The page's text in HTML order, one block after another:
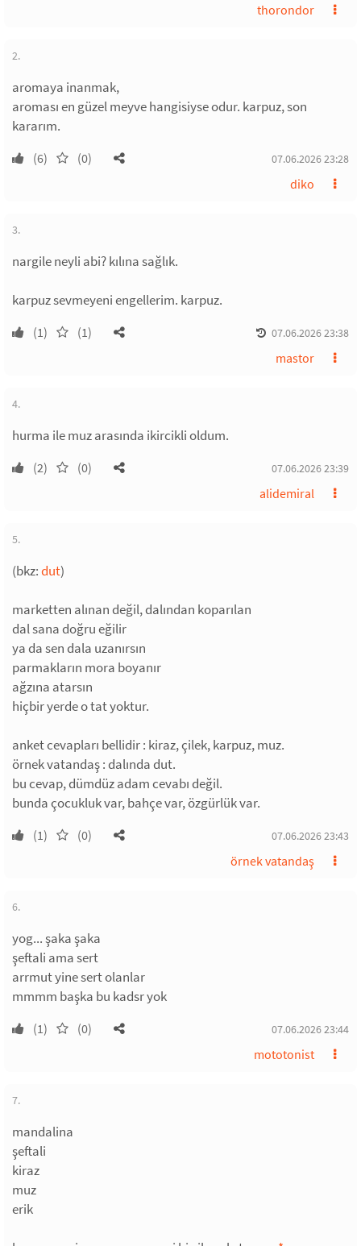
thorondor
2.
aromaya inanmak,
aroması en güzel meyve hangisiyse odur. karpuz, son
kararım.
(6) (0) 07.06.2026 23:28
diko
3.
nargile neyli abi? kılına sağlık.
karpuz sevmeyeni engellerim. karpuz.
(1) (1) 07.06.2026 23:38
mastor
4.
hurma ile muz arasında ikircikli oldum.
(2) (0) 07.06.2026 23:39
alidemiral
5.
(bkz:dut)
marketten alınan değil, dalından koparılan
dal sana doğru eğilir
ya da sen dala uzanırsın
parmakların mora boyanır
ağzına atarsın
hiçbir yerde o tat yoktur.
anket cevapları bellidir : kiraz, çilek, karpuz, muz.
örnek vatandaş : dalında dut.
bu cevap, dümdüz adam cevabı değil.
bunda çocukluk var, bahçe var, özgürlük var.
(1) (0) 07.06.2026 23:43
örnek vatandaş
6.
yog... şaka şaka
şeftali ama sert
arrmut yine sert olanlar
mmmm başka bu kadsr yok
(1) (0) 07.06.2026 23:44
mototonist
7.
mandalina
şeftali
kiraz
muz
erik